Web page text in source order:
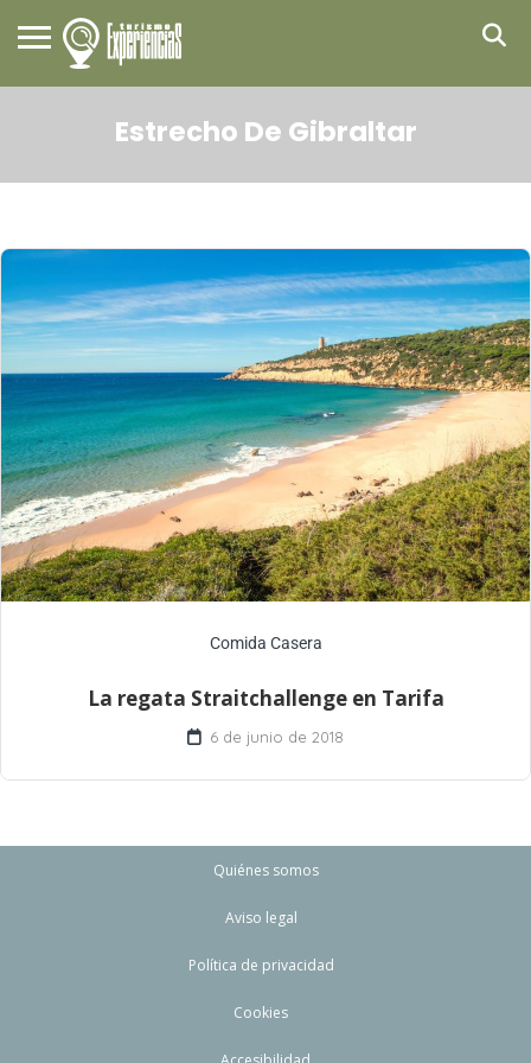
Estrecho De Gibraltar
Comida Casera
La regata Straitchallenge en Tarifa
6 de junio de 2018
Quiénes somos
Aviso legal
Política de privacidad
Cookies